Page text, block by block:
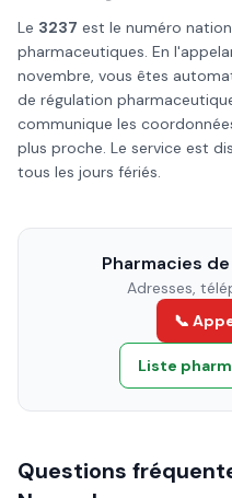
Le 3237 est le numéro
pharmaceutiques. En
novembre, vous êtes
de régulation
communique les
plus proche. Le service est
tous les jours fériés.
Pharmacies
Adresses,
📞
Liste
Questions